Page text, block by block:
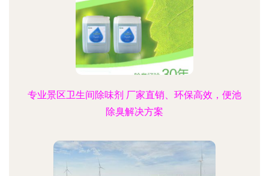
专业景区卫生间除味剂 厂家直销、环保高效，便池
除臭解决方案